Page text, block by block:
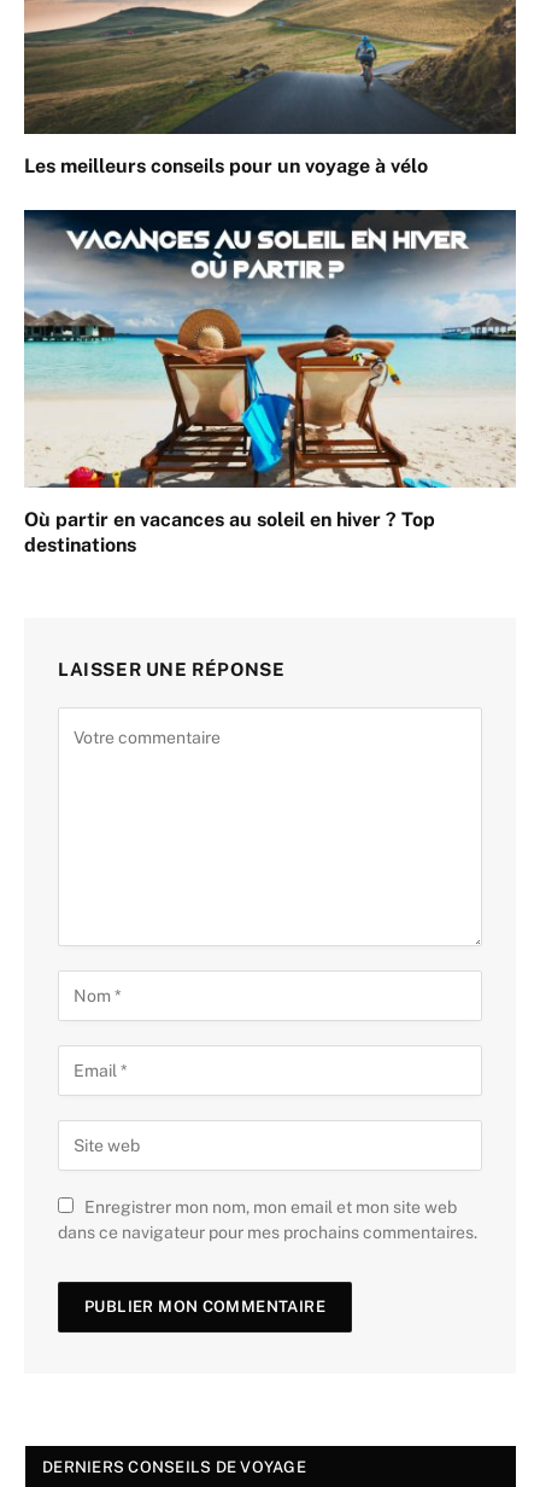
Les meilleurs conseils pour un voyage à vélo
Où partir en vacances au soleil en hiver ? Top
destinations
LAISSER UNE RÉPONSE
Enregistrer mon nom, mon email et mon site web
dans ce navigateur pour mes prochains commentaires.
DERNIERS CONSEILS DE VOYAGE